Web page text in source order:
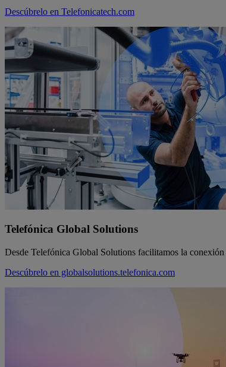
Descúbrelo en Telefonicatech.com
Telefónica Global Solutions
Desde Telefónica Global Solutions facilitamos la
Descúbrelo en globalsolutions.telefonica.com